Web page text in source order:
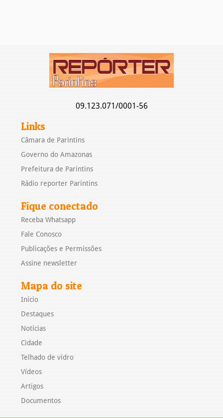
09.123.071/0001-56
Links
Câmara de Parintins
Governo do Amazonas
Prefeitura de Parintins
Rádio reporter Parintins
Fique conectado
Receba Whatsapp
Fale Conosco
Publicações e Permissões
Assine newsletter
Mapa do site
Início
Destaques
Notícias
Cidade
Telhado de vidro
Vídeos
Artigos
Documentos